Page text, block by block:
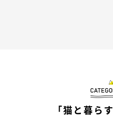
「猫と暮ら